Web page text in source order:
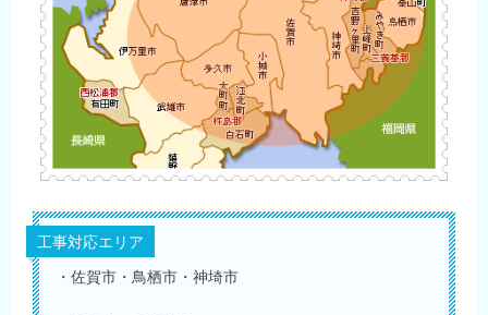
工事対応エリア
・佐賀市・鳥栖市・神埼市